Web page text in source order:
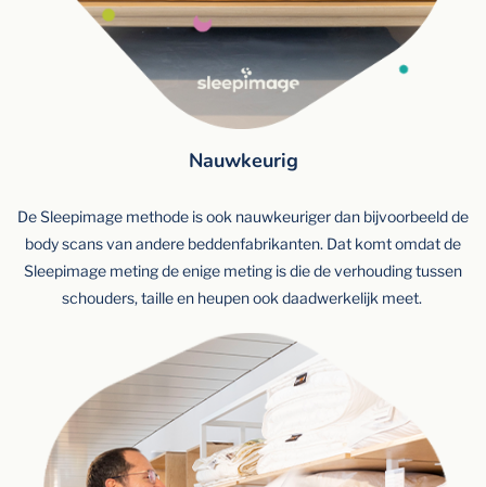
Nauwkeurig
De Sleepimage methode is ook nauwkeuriger dan bijvoorbeeld de
body scans van andere beddenfabrikanten. Dat komt omdat de
Sleepimage meting de enige meting is die de verhouding tussen
schouders, taille en heupen ook daadwerkelijk meet.